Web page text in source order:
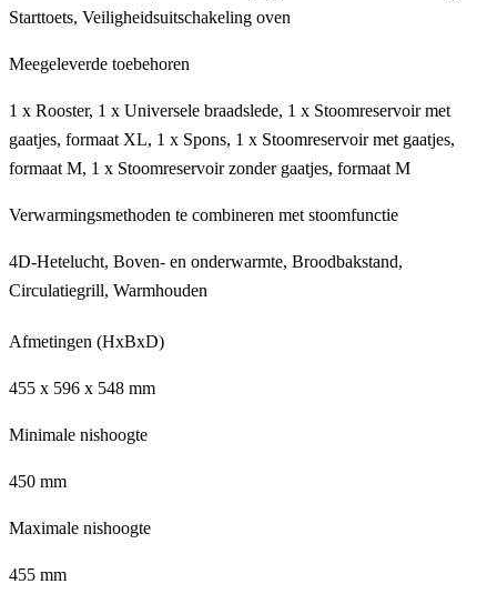
Starttoets, Veiligheidsuitschakeling oven
Meegeleverde toebehoren
1 x Rooster, 1 x Universele braadslede, 1 x Stoomreservoir met
gaatjes, formaat XL, 1 x Spons, 1 x Stoomreservoir met gaatjes,
formaat M, 1 x Stoomreservoir zonder gaatjes, formaat M
Verwarmingsmethoden te combineren met stoomfunctie
4D-Hetelucht, Boven- en onderwarmte, Broodbakstand,
Circulatiegrill, Warmhouden
Afmetingen (HxBxD)
455 x 596 x 548 mm
Minimale nishoogte
450 mm
Maximale nishoogte
455 mm